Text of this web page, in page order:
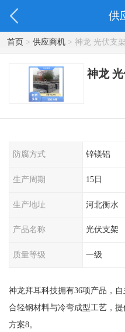
供
首页> 供应商机> 神龙 光伏支
神龙
防腐方式 锌镁铝
生产周期 15日
生产地址 河北衡水
产品名称 光伏支架
质量等级 一级
神龙拜耳科技拥有36项产品，
合轻钢材料与冷弯成型工艺，
方案8。